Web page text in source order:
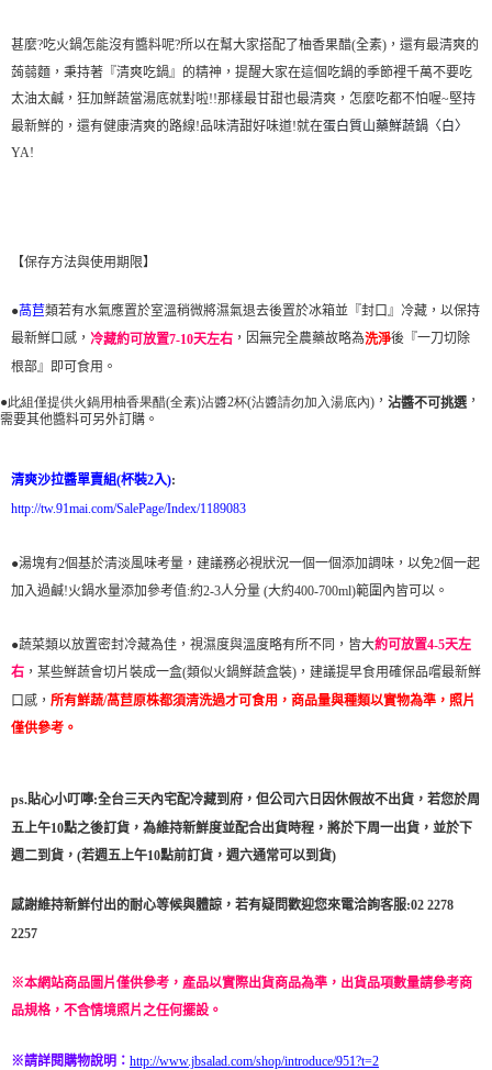
甚麼?吃火鍋怎能沒有醬料呢?所以在幫大家搭配了柚香果醋(全素)，還有最清爽的
蒟蒻麵，秉持著『清爽吃鍋』的精神，提醒大家在這個吃鍋的季節裡千萬不要吃
太油太鹹，狂加鮮蔬當湯底就對啦!!那樣最甘甜也最清爽，怎麼吃都不怕喔~堅持
最新鮮的，還有健康清爽的路線!品味清甜好味道!就在蛋白質山藥鮮蔬鍋〈白〉
YA!
【保存方法與使用期限】
●萵苣類若有水氣應置於室溫稍微將濕氣退去後置於冰箱並『封口』冷藏，以保持
最新鮮口感， 冷藏約可放置7-10天左右 ，因無完全農藥故略為洗淨後『一刀切除
根部』即可食用。
●此組僅提供火鍋用柚香果醋(全素)沾醬2杯(沾醬請勿加入湯底內) ， 沾醬不可挑選 ，
需要其他醬料可另外訂購。
清爽沙拉醬單賣組(杯裝2入):
http://tw.91mai.com/SalePage/Index/1189083
●湯塊有2個基於清淡風味考量，建議務必視狀況一個一個添加調味，以免2個一起
加入過鹹!火鍋水量添加參考值:約2-3人分量 (大約400-700ml)範圍內皆可以 。
●蔬菜類以放置密封冷藏為佳，視濕度與溫度略有所不同，皆大約可放置4-5天左
右 ，某些鮮蔬會切片裝成一盒(類似火鍋鮮蔬盒裝)，建議提早食用確保品嚐最新鮮
口感， 所有鮮蔬/萵苣原株都須清洗過才可食用， 商品量與種類以實物為準，照片
僅供參考 。
ps.貼心小叮嚀:全台三天內宅配冷藏到府，但公司六日因休假故不出貨，若您於周
五上午10點之後訂貨，為維持新鮮度並配合出貨時程，將於下周一出貨，並於下
週二到貨，(若週五上午10點前訂貨，週六通常可以到貨)
感謝維持新鮮付出的耐心等候與體諒，若有疑問歡迎您來電洽詢客服:02 2278
2257
※本網站商品圖片僅供參考，產品以實際出貨商品為準，出貨品項數量請參考商
品規格，不含情境照片之任何擺設。
※請詳閱購物說明： http://www.jbsalad.com/shop/introduce/951?t=2